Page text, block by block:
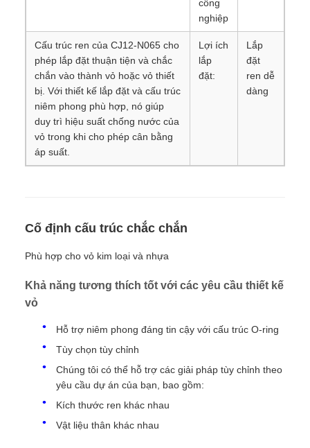
công
nghiệp
Cấu trúc ren của CJ12-N065 cho
phép lắp đặt thuận tiện và chắc
chắn vào thành vỏ hoặc vỏ thiết
bị. Với thiết kế lắp đặt và cấu trúc
niêm phong phù hợp, nó giúp
duy trì hiệu suất chống nước của
vỏ trong khi cho phép cân bằng
áp suất.
Lợi ích
lắp
đặt:
Lắp
đặt
ren dễ
dàng
Cố định cấu trúc chắc chắn
Phù hợp cho vỏ kim loại và nhựa
Khả năng tương thích tốt với các yêu cầu thiết kế
vỏ
Hỗ trợ niêm phong đáng tin cậy với cấu trúc O-ring
Tùy chọn tùy chỉnh
Chúng tôi có thể hỗ trợ các giải pháp tùy chỉnh theo
yêu cầu dự án của bạn, bao gồm:
Kích thước ren khác nhau
Vật liệu thân khác nhau